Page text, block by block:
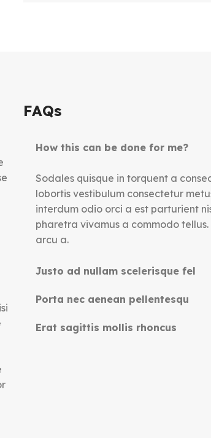
FAQs
How this can be done for me?
Sodales quisque in torquent a
lobortis vestibulum consectetur
interdum odio orci a est parturient
pharetra vivamus a commodo tellus.
arcu a.
Justo ad nullam scelerisque fel
Porta nec aenean pellentesqu
Erat sagittis mollis rhoncus